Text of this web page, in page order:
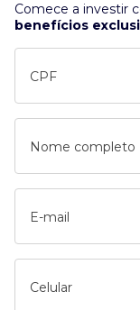
Comece a investir
benefícios
CPF
Nome completo
E-mail
Celular